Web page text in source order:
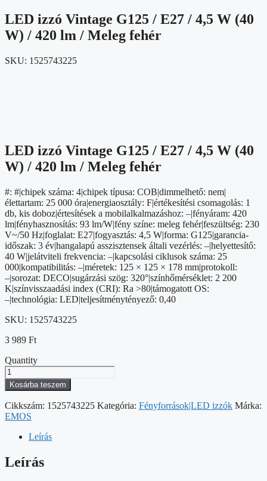
LED izzó Vintage G125 / E27 / 4,5 W (40
W) / 420 lm / Meleg fehér
SKU: 1525743225
LED izzó Vintage G125 / E27 / 4,5 W (40
W) / 420 lm / Meleg fehér
#: #|chipek száma: 4|chipek típusa: COB|dimmelhető: nem|
élettartam: 25 000 óra|energiaosztály: F|értékesítési csomagolás: 1
db, kis doboz|értesítések a mobilalkalmazáshoz: –|fényáram: 420
lm|fényhasznosítás: 93 lm/W|fény színe: meleg fehér|feszültség: 230
V~/50 Hz|foglalat: E27|fogyasztás: 4,5 W|forma: G125|garancia-
időszak: 3 év|hangalapú asszisztensek általi vezérlés: –|helyettesítő:
40 W|jelátviteli frekvencia: –|kapcsolási ciklusok száma: 25
000|kompatibilitás: –|méretek: 125 × 125 × 178 mm|protokoll:
–|sorozat: DECO|sugárzási szög: 320°|színhőmérséklet: 2 200
K|színvisszaadási index (CRI): Ra >80|támogatott OS:
–|technológia: LED|teljesítménytényező: 0,40
SKU: 1525743225
3 989 Ft
Quantity
LED
izzó
Vintage
G125
/
E27
W
(40
Kosárba teszem
Cikkszám: 1525743225 Kategória: Fényforrások|LED izzók Márka:
EMOS
Leírás
Leírás